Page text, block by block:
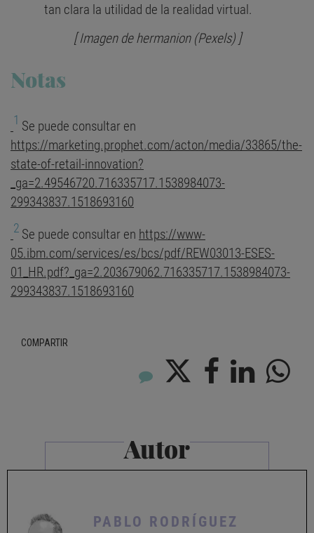
tan clara la utilidad de la realidad virtual.
[ Imagen de hermanion (Pexels) ]
Notas
1 Se puede consultar en
https://marketing.prophet.com/acton/media/33865/the-
state-of-retail-innovation?
_ga=2.49546720.716335717.1538984073-
299343837.1518693160
2 Se puede consultar en https://www-
05.ibm.com/services/es/bcs/pdf/REW03013-ESES-
01_HR.pdf?_ga=2.203679062.716335717.1538984073-
299343837.1518693160
COMPARTIR
Autor
PABLO RODRÍGUEZ